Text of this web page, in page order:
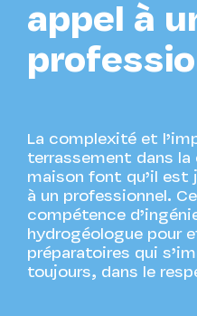
appel à
La complexité et
terrassement dans
maison font qu’il est
à un professionnel.
compétence
hydrogéologue pour
préparatoires qui
toujours, dans le